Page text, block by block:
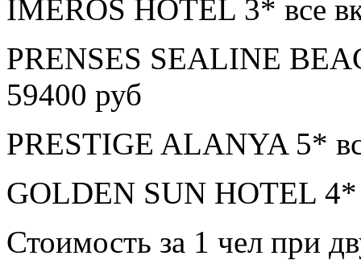
IMEROS HOTEL 3* все
PRENSES SEALINE
59400 руб
PRESTIGE ALANYA 5*
GOLDEN SUN HOTEL 4*
Стоимость за 1 чел при